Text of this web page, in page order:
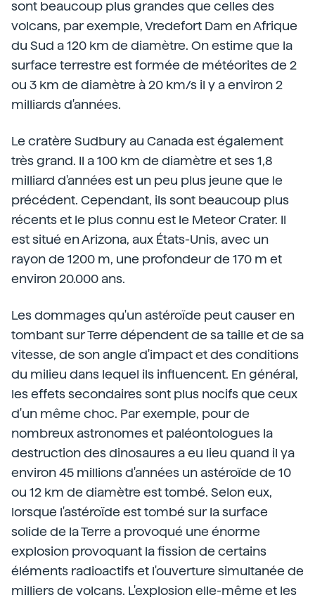
sont beaucoup plus grandes que celles des
volcans, par exemple, Vredefort Dam en Afrique
du Sud a 120 km de diamètre. On estime que la
surface terrestre est formée de météorites de 2
ou 3 km de diamètre à 20 km/s il y a environ 2
milliards d'années.
Le cratère Sudbury au Canada est également
très grand. Il a 100 km de diamètre et ses 1,8
milliard d'années est un peu plus jeune que le
précédent. Cependant, ils sont beaucoup plus
récents et le plus connu est le Meteor Crater. Il
est situé en Arizona, aux États-Unis, avec un
rayon de 1200 m, une profondeur de 170 m et
environ 20.000 ans.
Les dommages qu'un astéroïde peut causer en
tombant sur Terre dépendent de sa taille et de sa
vitesse, de son angle d'impact et des conditions
du milieu dans lequel ils influencent. En général,
les effets secondaires sont plus nocifs que ceux
d'un même choc. Par exemple, pour de
nombreux astronomes et paléontologues la
destruction des dinosaures a eu lieu quand il ya
environ 45 millions d'années un astéroïde de 10
ou 12 km de diamètre est tombé. Selon eux,
lorsque l'astéroïde est tombé sur la surface
solide de la Terre a provoqué une énorme
explosion provoquant la fission de certains
éléments radioactifs et l'ouverture simultanée de
milliers de volcans. L'explosion elle-même et les